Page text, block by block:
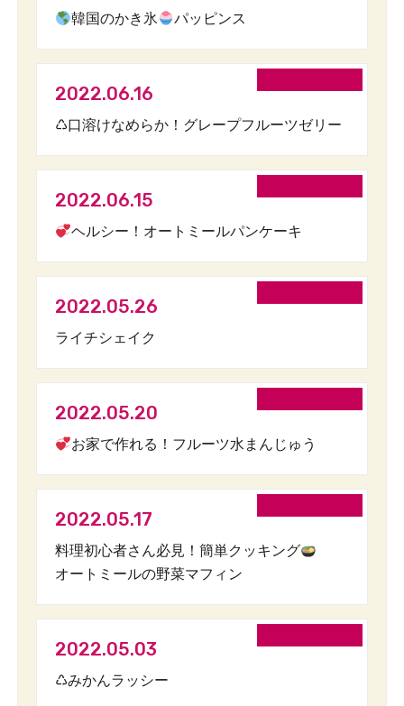
韓国のかき氷 パッピンス
2022.06.16
♺口溶けなめらか！グレープフルーツゼリー
2022.06.15
ヘルシー！オートミールパンケーキ
2022.05.26
ライチシェイク
2022.05.20
お家で作れる！フルーツ水まんじゅう
2022.05.17
料理初心者さん必見！簡単クッキング
オートミールの野菜マフィン
2022.05.03
♺みかんラッシー